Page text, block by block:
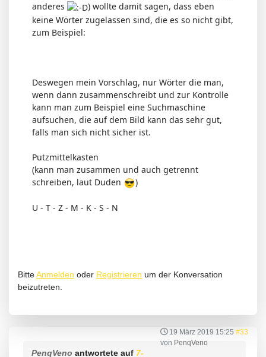
anderes
) wollte damit sagen, dass eben
keine Wörter zugelassen sind, die es so nicht gibt,
zum Beispiel:
Deswegen mein Vorschlag, nur Wörter die man,
wenn dann zusammenschreibt und zur Kontrolle
kann man zum Beispiel eine Suchmaschine
aufsuchen, die auf dem Bild kann das sehr gut,
falls man sich nicht sicher ist.
Putzmittelkasten
(kann man zusammen und auch getrennt
schreiben, laut Duden
)
U - T - Z - M - K - S - N
BitteAnmelden oder Registrieren um der Konversation
beizutreten.
19 März 2019 15:25 #33
von PenqVeno
PenqVeno antwortete auf 7-